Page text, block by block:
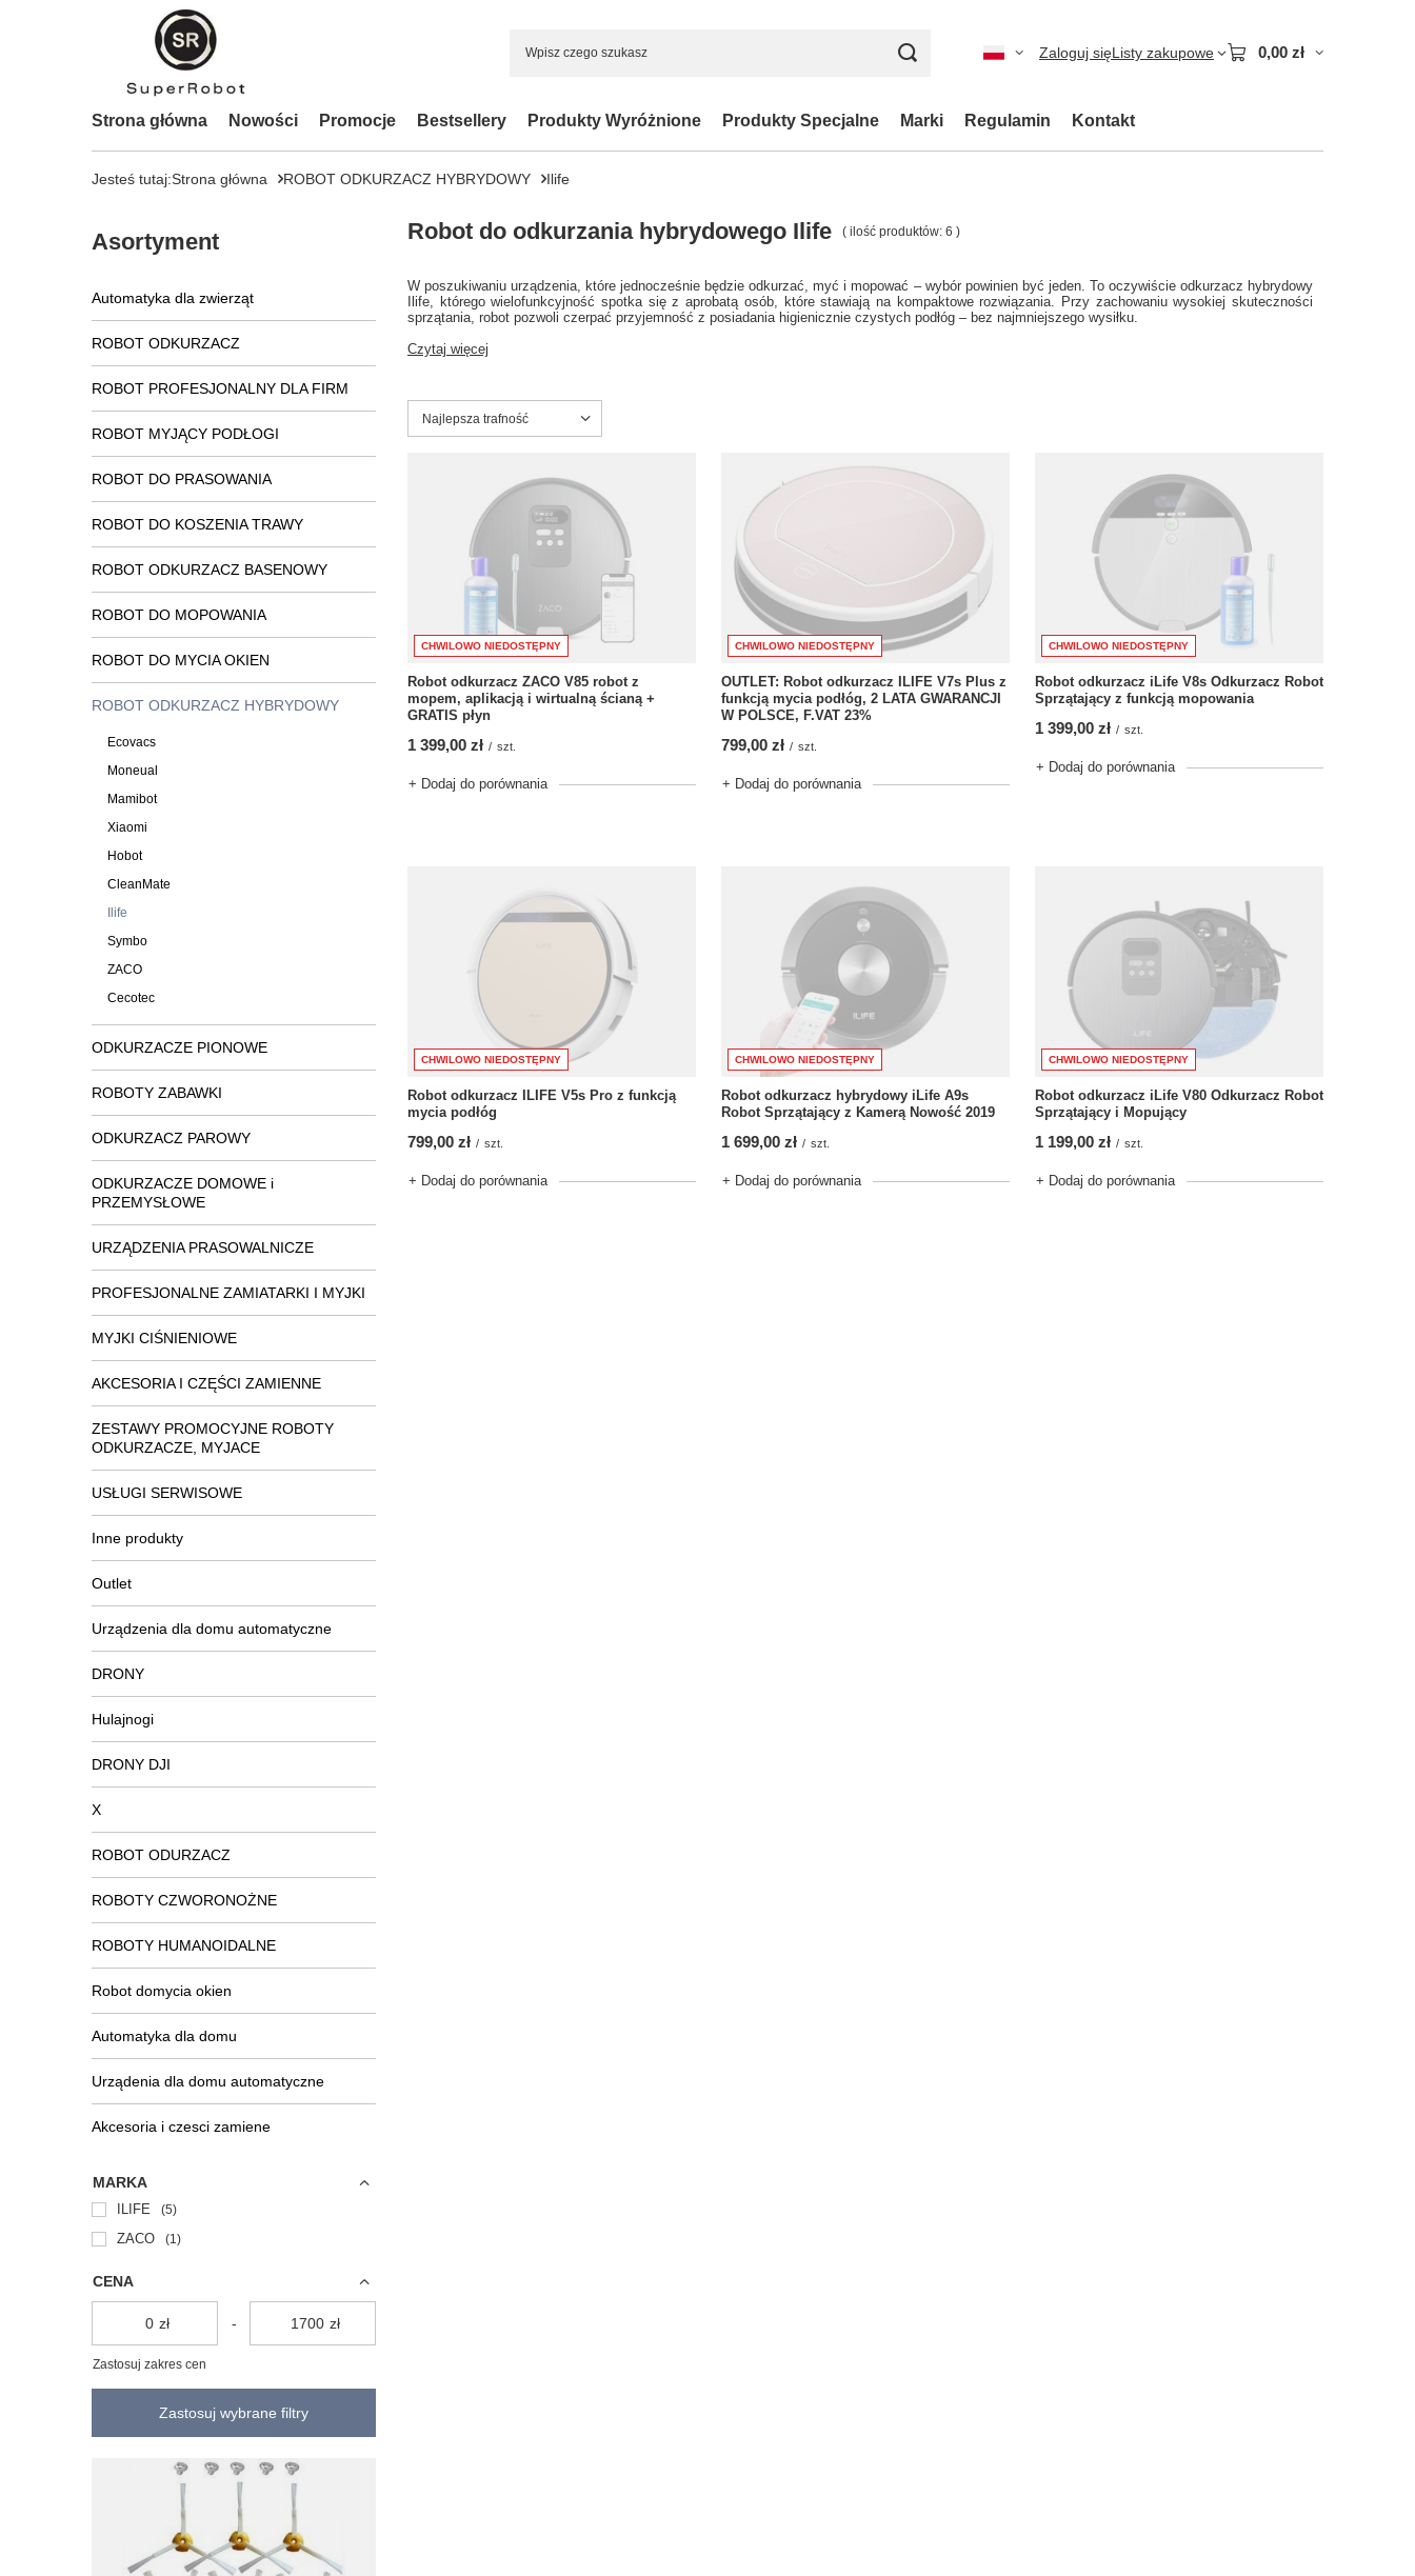
Zaloguj sięListy zakupowe 0,00 zł
Strona główna Nowości Promocje Bestsellery Produkty Wyróżnione Produkty Specjalne Marki Regulamin Kontakt
Jesteś tutaj:Strona główna ROBOT ODKURZACZ HYBRYDOWY Ilife
Asortyment
Automatyka dla zwierząt
ROBOT ODKURZACZ
ROBOT PROFESJONALNY DLA FIRM
ROBOT MYJĄCY PODŁOGI
ROBOT DO PRASOWANIA
ROBOT DO KOSZENIA TRAWY
ROBOT ODKURZACZ BASENOWY
ROBOT DO MOPOWANIA
ROBOT DO MYCIA OKIEN
ROBOT ODKURZACZ HYBRYDOWY
Ecovacs
Moneual
Mamibot
Xiaomi
Hobot
CleanMate
Ilife
Symbo
ZACO
Cecotec
ODKURZACZE PIONOWE
ROBOTY ZABAWKI
ODKURZACZ PAROWY
ODKURZACZE DOMOWE i
PRZEMYSŁOWE
URZĄDZENIA PRASOWALNICZE
PROFESJONALNE ZAMIATARKI I MYJKI
MYJKI CIŚNIENIOWE
AKCESORIA I CZĘŚCI ZAMIENNE
ZESTAWY PROMOCYJNE ROBOTY
ODKURZACZE, MYJACE
USŁUGI SERWISOWE
Inne produkty
Outlet
Urządzenia dla domu automatyczne
DRONY
Hulajnogi
DRONY DJI
X
ROBOT ODURZACZ
ROBOTY CZWORONOŻNE
ROBOTY HUMANOIDALNE
Robot domycia okien
Automatyka dla domu
Urządenia dla domu automatyczne
Akcesoria i czesci zamiene
MARKA
ILIFE 5
ZACO 1
CENA
zł - zł
Zastosuj zakres cen
Zastosuj wybrane filtry
Robot do odkurzania hybrydowego Ilife ( ilość produktów: 6 )
W poszukiwaniu urządzenia, które jednocześnie będzie odkurzać, myć i mopować – wybór powinien być jeden. To oczywiście odkurzacz hybrydowy
Ilife, którego wielofunkcyjność spotka się z aprobatą osób, które stawiają na kompaktowe rozwiązania. Przy zachowaniu wysokiej skuteczności
sprzątania, robot pozwoli czerpać przyjemność z posiadania higienicznie czystych podłóg – bez najmniejszego wysiłku.
Czytaj więcej
Zmień sortowanie
Najlepsza trafność
CHWILOWO NIEDOSTĘPNY
Robot odkurzacz ZACO V85 robot z
mopem, aplikacją i wirtualną ścianą +
GRATIS płyn
1 399,00 zł / szt.
+ Dodaj do porównania
CHWILOWO NIEDOSTĘPNY
OUTLET: Robot odkurzacz ILIFE V7s Plus z
funkcją mycia podłóg, 2 LATA GWARANCJI
W POLSCE, F.VAT 23%
799,00 zł / szt.
+ Dodaj do porównania
CHWILOWO NIEDOSTĘPNY
Robot odkurzacz iLife V8s Odkurzacz Robot
Sprzątający z funkcją mopowania
1 399,00 zł / szt.
+ Dodaj do porównania
CHWILOWO NIEDOSTĘPNY
Robot odkurzacz ILIFE V5s Pro z funkcją
mycia podłóg
799,00 zł / szt.
+ Dodaj do porównania
CHWILOWO NIEDOSTĘPNY
Robot odkurzacz hybrydowy iLife A9s
Robot Sprzątający z Kamerą Nowość 2019
1 699,00 zł / szt.
+ Dodaj do porównania
CHWILOWO NIEDOSTĘPNY
Robot odkurzacz iLife V80 Odkurzacz Robot
Sprzątający i Mopujący
1 199,00 zł / szt.
+ Dodaj do porównania